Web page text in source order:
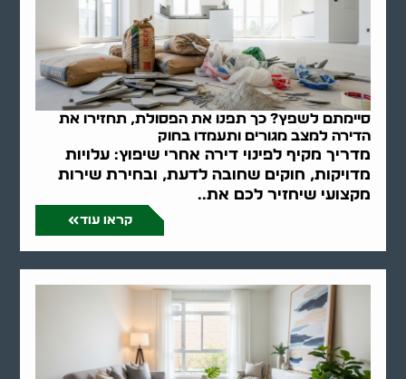
סיימתם לשפץ? כך תפנו את הפסולת, תחזירו את
הדירה למצב מגורים ותעמדו בחוק
מדריך מקיף לפינוי דירה אחרי שיפוץ: עלויות
מדויקות, חוקים שחובה לדעת, ובחירת שירות
מקצועי שיחזיר לכם את..
קראו עוד